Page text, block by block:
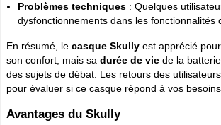
Problèmes techniques : Quelques
dysfonctionnements dans les fonctionnalités
En résumé, lecasque Skully est apprécié
son confort, mais sadurée de vie de la
des sujets de débat. Les retours des
pour évaluer si ce casque répond à vos
Avantages du Skully